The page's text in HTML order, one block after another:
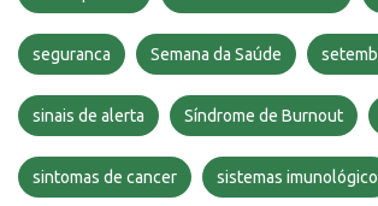
seguranca Semana da Saúde
sinais de alerta Síndrome de Burnout
sintomas de cancer sistemas imunológico